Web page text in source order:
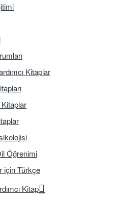
Kitaplar
Öğrenimi
için Türkçe
Kitap